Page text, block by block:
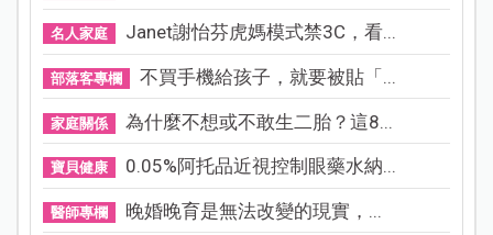
名人家庭 Janet謝怡芬虎媽模式禁3C，看...
部落客專欄 不買手機給孩子，就要被貼「...
家庭關係 為什麼不想或不敢生二胎？這8...
寶貝健康 0.05%阿托品近視控制眼藥水納...
醫師專欄 晚婚晚育是無法改變的現實，...